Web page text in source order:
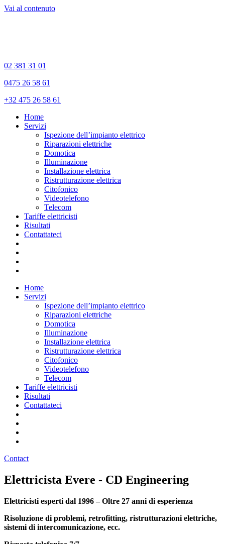
Vai al contenuto
02 381 31 01
0475 26 58 61
+32 475 26 58 61
Home
Servizi
Ispezione dell’impianto elettrico
Riparazioni elettriche
Domotica
Illuminazione
Installazione elettrica
Ristrutturazione elettrica
Citofonico
Videotelefono
Telecom
Tariffe elettricisti
Risultati
Contattateci
Home
Servizi
Ispezione dell’impianto elettrico
Riparazioni elettriche
Domotica
Illuminazione
Installazione elettrica
Ristrutturazione elettrica
Citofonico
Videotelefono
Telecom
Tariffe elettricisti
Risultati
Contattateci
Contact
Elettricista Evere - CD Engineering
Elettricisti esperti dal 1996 – Oltre 27 anni di esperienza
Risoluzione di problemi, retrofitting, ristrutturazioni elettriche,
sistemi di intercomunicazione, ecc.